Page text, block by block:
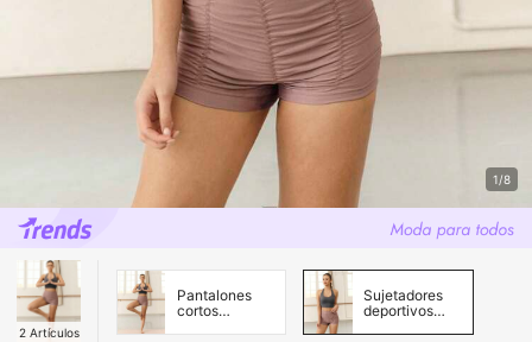
1/8
2 Artículos
Pantalones
cortos
Sujetadores
deportivos